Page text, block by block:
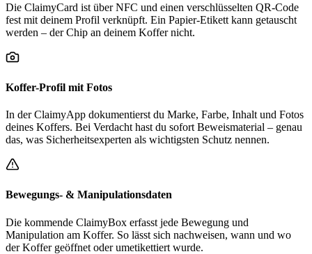
Die ClaimyCard ist über NFC und einen verschlüsselten QR-Code
fest mit deinem Profil verknüpft. Ein Papier-Etikett kann getauscht
werden – der Chip an deinem Koffer nicht.
Koffer-Profil mit Fotos
In der ClaimyApp dokumentierst du Marke, Farbe, Inhalt und Fotos
deines Koffers. Bei Verdacht hast du sofort Beweismaterial – genau
das, was Sicherheitsexperten als wichtigsten Schutz nennen.
Bewegungs- & Manipulationsdaten
Die kommende ClaimyBox erfasst jede Bewegung und
Manipulation am Koffer. So lässt sich nachweisen, wann und wo
der Koffer geöffnet oder umetikettiert wurde.